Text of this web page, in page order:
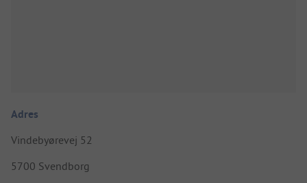
Adres
Vindebyørevej 52
5700 Svendborg